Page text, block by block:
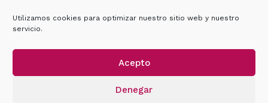
Utilizamos cookies para optimizar nuestro sitio web y nuestro
servicio.
Acepto
Denegar
Política de cookies
Política de Privacidad